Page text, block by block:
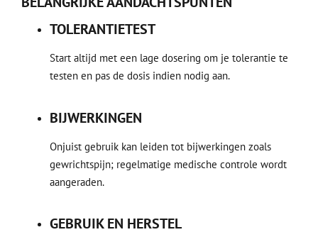
TOLERANTIETEST
Start altijd met een lage dosering om je tolerantie te
testen en pas de dosis indien nodig aan.
BIJWERKINGEN
Onjuist gebruik kan leiden tot bijwerkingen zoals
gewrichtspijn; regelmatige medische controle wordt
aangeraden.
GEBRUIK EN HERSTEL